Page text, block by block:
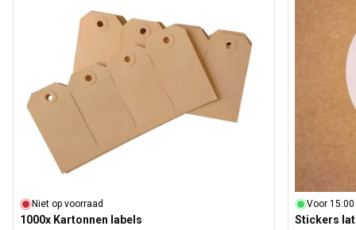
Niet op voorraad
1000x Kartonnen labels
Voor
Stickers